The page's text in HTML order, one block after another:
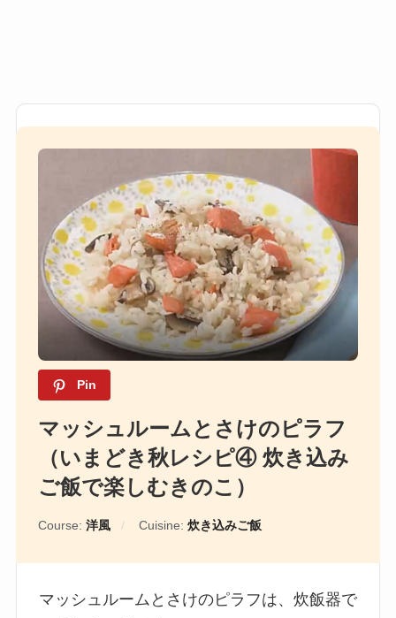
Pin
マッシュルームとさけのピラフ
（いまどき秋レシピ④ 炊き込み
ご飯で楽しむきのこ）
Course: 洋風 Cuisine: 炊き込みご飯
マッシュルームとさけのピラフは、炊飯器で